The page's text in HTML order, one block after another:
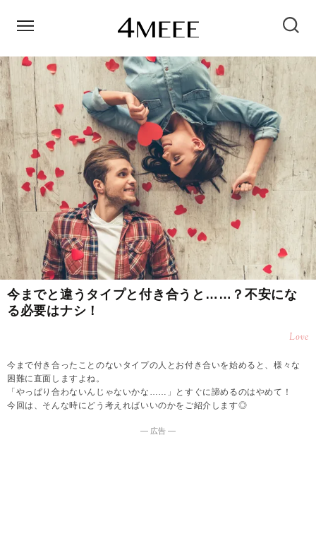
今までと違うタイプと付き合うと……？不安にな
る必要はナシ！
Love
今まで付き合ったことのないタイプの人とお付き合いを始めると、様々な
困難に直面しますよね。
「やっぱり合わないんじゃないかな……」とすぐに諦めるのはやめて！
今回は、そんな時にどう考えればいいのかをご紹介します◎
― 広告 ―